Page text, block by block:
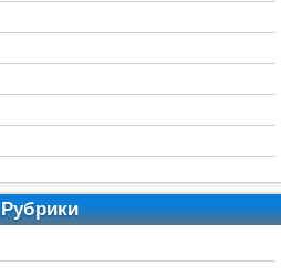
Рубрики